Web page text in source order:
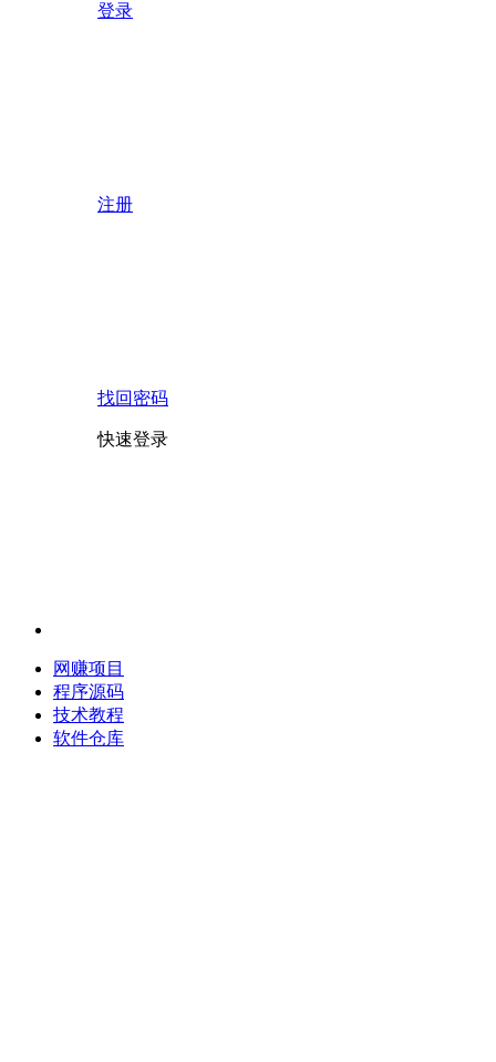
登录
注册
找回密码
快速登录
网赚项目
程序源码
技术教程
软件仓库